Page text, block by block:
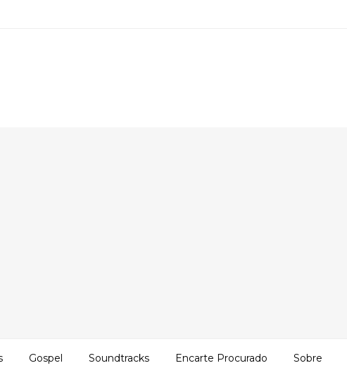
Gospel Soundtracks Encarte Procurado Sobre